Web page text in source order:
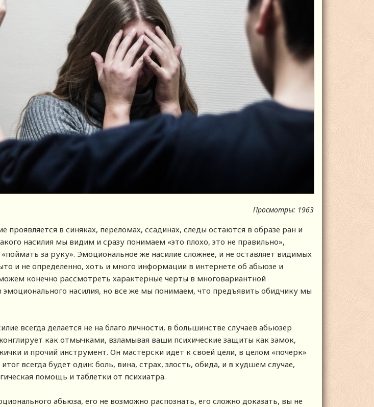
Просмотры: 1963
проявляется в синяках, переломах, ссадинах, следы остаются в образе ран и
насилия мы видим и сразу понимаем «это плохо, это не правильно»,
за руку». Эмоциональное же насилие сложнее, и не оставляет видимых
и не определенно, хоть и много информации в интернете об абьюзе и
конечно рассмотреть характерные черты в многовариантной
эмоционального насилия, но все же мы понимаем, что предъявить обидчику мы
всегда делается не на благо личности, в большинстве случаев абьюзер
как отмычками, взламывая ваши психические защиты как замок,
и прочий инструмент. Он мастерски идет к своей цели, в целом «почерк»
всегда будет один: боль, вина, страх, злость, обида, и в худшем случае,
помощь и таблетки от психиатра.
абьюза, его не возможно распознать, его сложно доказать, вы не